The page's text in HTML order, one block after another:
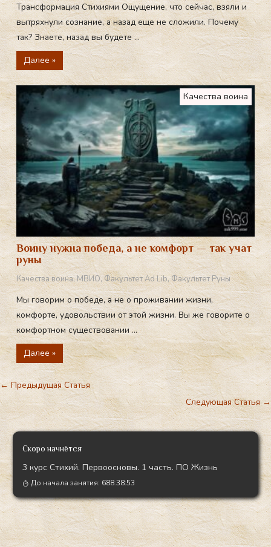
Трансформация Стихиями Ощущение, что сейчас, взяли и
вытряхнули сознание, а назад еще не сложили. Почему
так? Знаете, назад вы будете ...
Далее »
Качества воина
Воину нужна победа, а не комфорт — так учат
руны
Качества воина,МВИО,Факультет Ad Lib,Факультет Руны
Мы говорим о победе, а не о проживании жизни,
комфорте, удовольствии от этой жизни. Вы же говорите о
комфортном существовании ...
Далее »
←Предыдущая Статья
Следующая Статья→
Скоро начнётся
3 курс Стихий. Первоосновы. 1 часть. ПО Жизнь
До начала занятия: 688:38:52